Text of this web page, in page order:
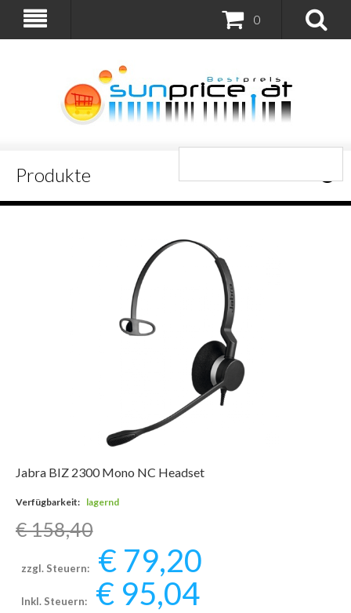
0
Produkte
Jabra BIZ 2300 Mono NC Headset
Verfügbarkeit: lagernd
€ 158,40
zzgl. Steuern: € 79,20
Inkl. Steuern: € 95,04